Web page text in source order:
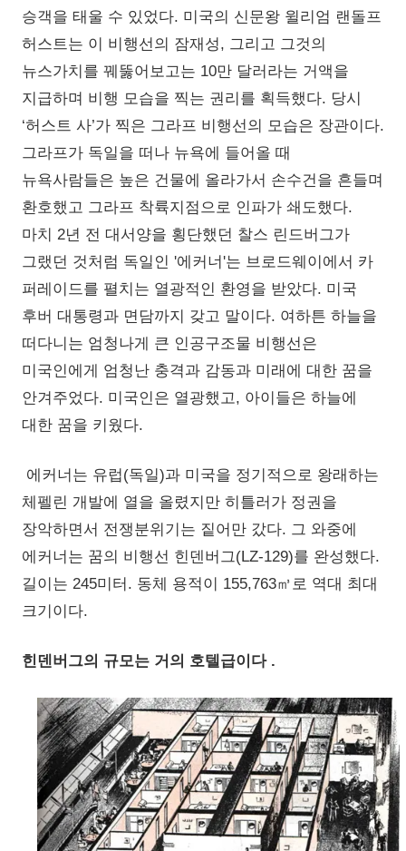
승객을 태울 수 있었다. 미국의 신문왕 윌리엄 랜돌프
허스트는 이 비행선의 잠재성, 그리고 그것의
뉴스가치를 꿰뚫어보고는 10만 달러라는 거액을
지급하며 비행 모습을 찍는 권리를 획득했다. 당시
‘허스트 사’가 찍은 그라프 비행선의 모습은 장관이다.
그라프가 독일을 떠나 뉴욕에 들어올 때
뉴욕사람들은 높은 건물에 올라가서 손수건을 흔들며
환호했고 그라프 착륙지점으로 인파가 쇄도했다.
마치 2년 전 대서양을 횡단했던 찰스 린드버그가
그랬던 것처럼 독일인 '에커너'는 브로드웨이에서 카
퍼레이드를 펼치는 열광적인 환영을 받았다. 미국
후버 대통령과 면담까지 갖고 말이다. 여하튼 하늘을
떠다니는 엄청나게 큰 인공구조물 비행선은
미국인에게 엄청난 충격과 감동과 미래에 대한 꿈을
안겨주었다. 미국인은 열광했고, 아이들은 하늘에
대한 꿈을 키웠다.
에커너는 유럽(독일)과 미국을 정기적으로 왕래하는
체펠린 개발에 열을 올렸지만 히틀러가 정권을
장악하면서 전쟁분위기는 짙어만 갔다. 그 와중에
에커너는 꿈의 비행선 힌덴버그(LZ-129)를 완성했다.
길이는 245미터. 동체 용적이 155,763㎥로 역대 최대
크기이다.
힌덴버그의 규모는 거의 호텔급이다 .